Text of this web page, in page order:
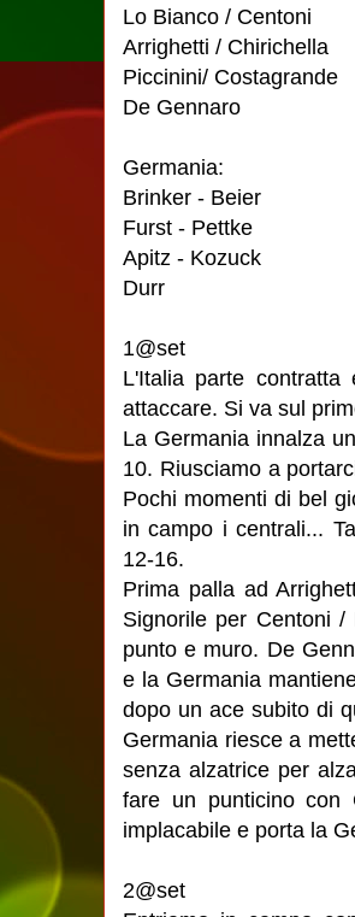
Lo Bianco / Centoni
Arrighetti / Chirichella
Piccinini/ Costagrande
De Gennaro
Germania:
Brinker - Beier
Furst - Pettke
Apitz - Kozuck
Durr
1@set
L'Italia parte
attaccare. Si va sul
La Germania innalza
10. Riusciamo a
Pochi momenti di bel
in campo i centrali...
12-16.
Prima palla ad
Signorile per Centoni
punto e muro. De
e la Germania
dopo un ace subito di
Germania riesce a
senza alzatrice per
fare un punticino con
implacabile e porta la
2@set